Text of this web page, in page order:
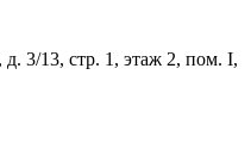
3/13, стр. 1, этаж 2, пом. I,